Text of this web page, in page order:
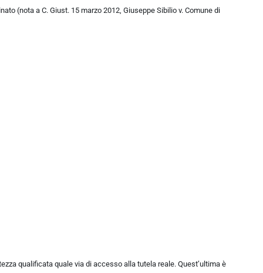
(nota a C. Giust. 15 marzo 2012, Giuseppe Sibilio v. Comune di
qualificata quale via di accesso alla tutela reale. Quest’ultima è